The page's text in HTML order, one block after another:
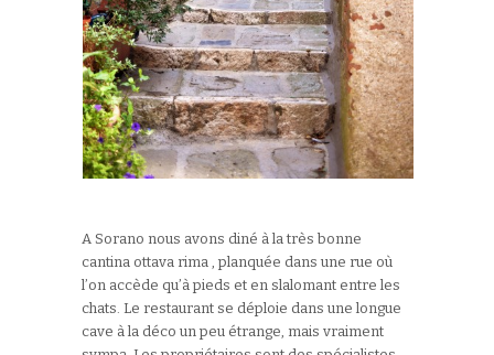
A Sorano nous avons diné à la très bonne
cantina ottava rima , planquée dans une rue où
l’on accède qu’à pieds et en slalomant entre les
chats. Le restaurant se déploie dans une longue
cave à la déco un peu étrange, mais vraiment